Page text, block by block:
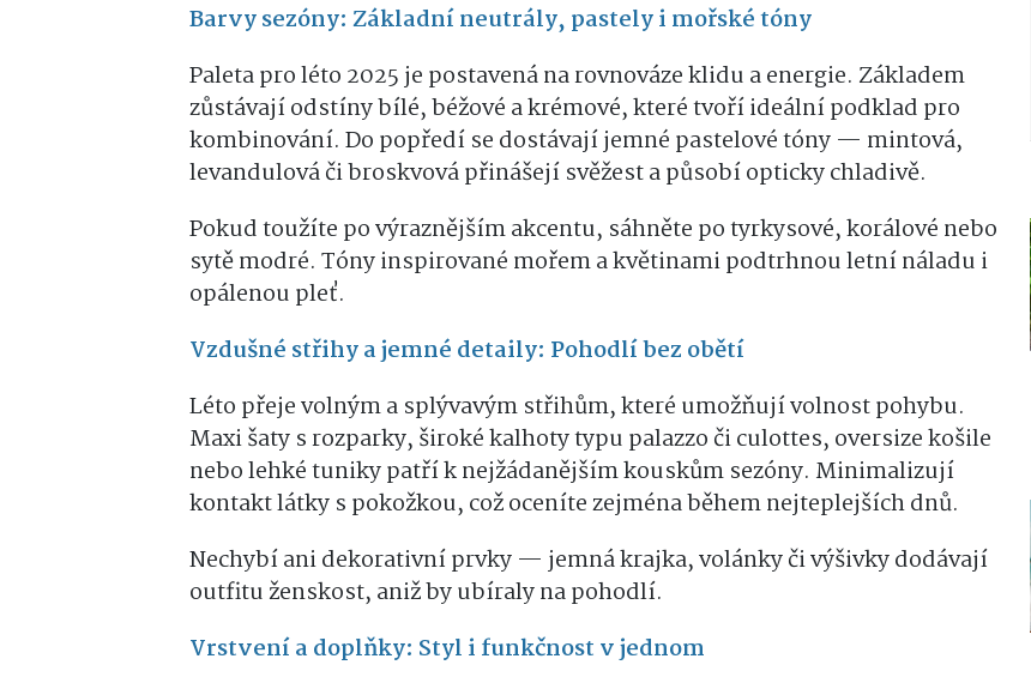
Barvy sezóny: Základní neutrály, pastely i mořské tóny
Paleta pro léto 2025 je postavená na rovnováze klidu a energie. Základem
zůstávají odstíny bílé, béžové a krémové, které tvoří ideální podklad pro
kombinování. Do popředí se dostávají jemné pastelové tóny — mintová,
levandulová či broskvová přinášejí svěžest a působí opticky chladivě.
Pokud toužíte po výraznějším akcentu, sáhněte po tyrkysové, korálové nebo
sytě modré. Tóny inspirované mořem a květinami podtrhnou letní náladu i
opálenou pleť.
Vzdušné střihy a jemné detaily: Pohodlí bez obětí
Léto přeje volným a splývavým střihům, které umožňují volnost pohybu.
Maxi šaty s rozparky, široké kalhoty typu palazzo či culottes, oversize košile
nebo lehké tuniky patří k nejžádanějším kouskům sezóny. Minimalizují
kontakt látky s pokožkou, což oceníte zejména během nejteplejších dnů.
Nechybí ani dekorativní prvky — jemná krajka, volánky či výšivky dodávají
outfitu ženskost, aniž by ubíraly na pohodlí.
Vrstvení a doplňky: Styl i funkčnost v jednom